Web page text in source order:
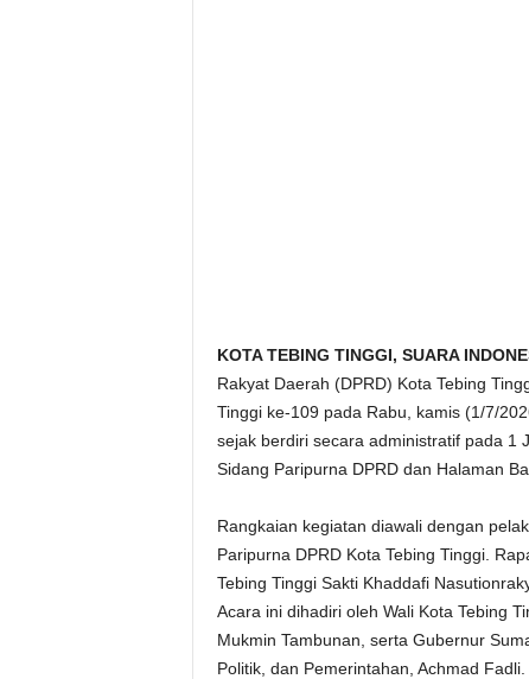
KOTA TEBING TINGGI, SUARA
Rakyat Daerah (DPRD) Kota Tebing
Tinggi ke-109 pada Rabu, kamis (1/7/
sejak berdiri secara administratif pada 1
Sidang Paripurna DPRD dan Halaman
Rangkaian kegiatan diawali dengan
Paripurna DPRD Kota Tebing Tinggi.
Tebing Tinggi Sakti Khaddafi
Acara ini dihadiri oleh Wali Kota Tebing
Mukmin Tambunan, serta Gubernur
Politik, dan Pemerintahan, Achmad Fadli.